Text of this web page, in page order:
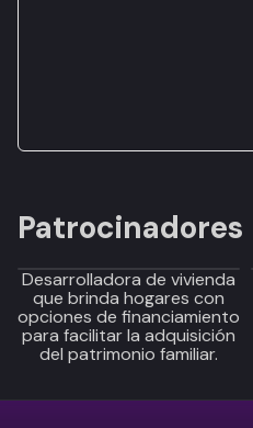
Patrocinadores
Desarrolladora de vivienda
que brinda hogares con
opciones de financiamiento
para facilitar la adquisición
del patrimonio familiar.